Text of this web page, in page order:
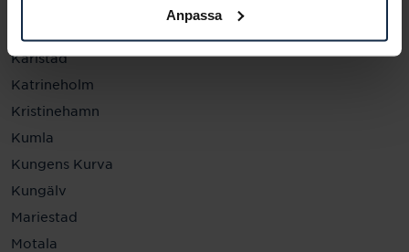
Anpassa
Karlstad
Katrineholm
Kristinehamn
Kumla
Kungens Kurva
Kungälv
Mariestad
Motala